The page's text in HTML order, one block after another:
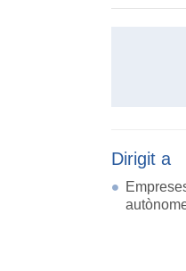
Dirigit a